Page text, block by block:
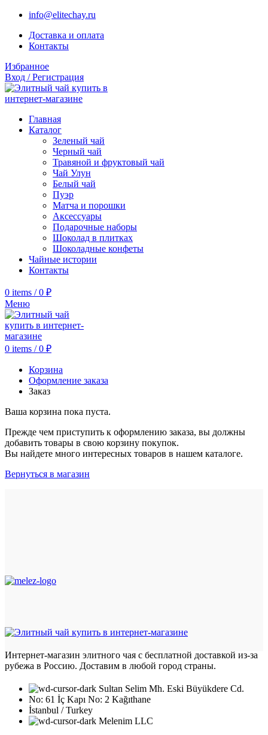
info@elitechay.ru
Доставка и оплата
Контакты
Избранное
Вход / Регистрация
Главная
Каталог
Зеленый чай
Черный чай
Травяной и фруктовый чай
Чай Улун
Белый чай
Пуэр
Матча и порошки
Аксессуары
Подарочные наборы
Шоколад в плитках
Шоколадные конфеты
Чайные истории
Контакты
0 items / 0 ₽
Меню
0 items / 0 ₽
Корзина
Оформление заказа
Заказ
Ваша корзина пока пуста.
Прежде чем приступить к оформлению заказа, вы должны
добавить товары в свою корзину покупок.
Вы найдете много интересных товаров в нашем каталоге.
Вернуться в магазин
Интернет-магазин элитного чая с бесплатной доставкой из-за
рубежа в Россию. Доставим в любой город страны.
Sultan Selim Mh. Eski Büyükdere Cd.
No: 61 İç Kapı No: 2 Kağıthane
İstanbul / Turkey
Melenim LLC